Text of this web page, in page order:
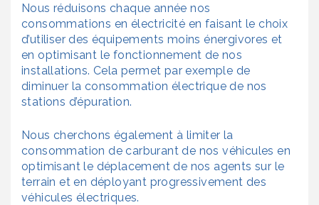
Nous réduisons chaque année nos
consommations en électricité en faisant le choix
d’utiliser des équipements moins énergivores et
en optimisant le fonctionnement de nos
installations. Cela permet par exemple de
diminuer la consommation électrique de nos
stations d’épuration.
Nous cherchons également à limiter la
consommation de carburant de nos véhicules en
optimisant le déplacement de nos agents sur le
terrain et en déployant progressivement des
véhicules électriques.